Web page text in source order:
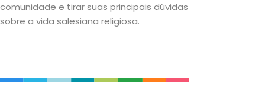
comunidade e tirar suas principais dúvidas
sobre a vida salesiana religiosa.